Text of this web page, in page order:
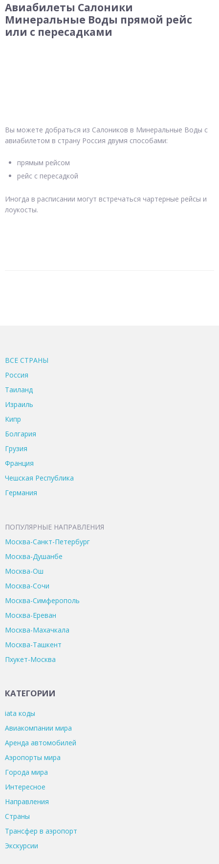
Авиабилеты Салоники
Минеральные Воды прямой рейс
или с пересадками
Вы можете добраться из Салоников в Минеральные Воды с
авиабилетом в страну Россия двумя способами:
прямым рейсом
рейс с пересадкой
Иногда в расписании могут встречаться чартерные рейсы и
лоукосты.
ВСЕ CТРАНЫ
Россия
Таиланд
Израиль
Кипр
Болгария
Грузия
Франция
Чешская Республика
Германия
ПОПУЛЯРНЫЕ НАПРАВЛЕНИЯ
Москва-Санкт-Петербург
Москва-Душанбе
Москва-Ош
Москва-Сочи
Москва-Симферополь
Москва-Ереван
Москва-Махачкала
Москва-Ташкент
Пхукет-Москва
КАТЕГОРИИ
iata коды
Авиакомпании мира
Аренда автомобилей
Аэропорты мира
Города мира
Интересное
Направления
Страны
Трансфер в аэропорт
Экскурсии